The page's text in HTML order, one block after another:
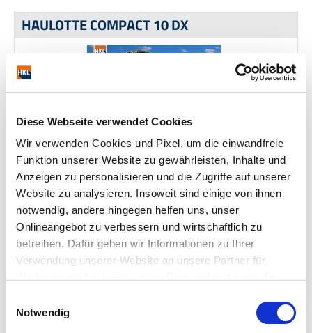
Diese Webseite verwendet Cookies
Wir verwenden Cookies und Pixel, um die einwandfreie
Funktion unserer Website zu gewährleisten, Inhalte und
Anzeigen zu personalisieren und die Zugriffe auf unserer
Website zu analysieren. Insoweit sind einige von ihnen
notwendig, andere hingegen helfen uns, unser
Onlineangebot zu verbessern und wirtschaftlich zu
betreiben. Dafür geben wir Informationen zu Ihrer
Verwendung unserer Website an unsere Partner für
(Google LLC/ USA) führt diese Informationen
möglicherweise mit weiteren Daten zusammen, die Sie
Notwendig
HAULOTTE COMPACT 10 DX
Fabricante: HAULOTTE Tipo:
COMPACT 10 DX
Año de fabricación: 2018 Horas:
1.017
Número de referencia: 18008462 Ubicación: Falkenhagen
18.700,00 €
Solicitud de compra directa
añadir a lista de seguimiento